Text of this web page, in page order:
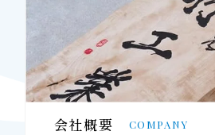
会社概要 COMPANY